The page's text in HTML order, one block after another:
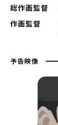
総作画監督
作画監督
予告映像